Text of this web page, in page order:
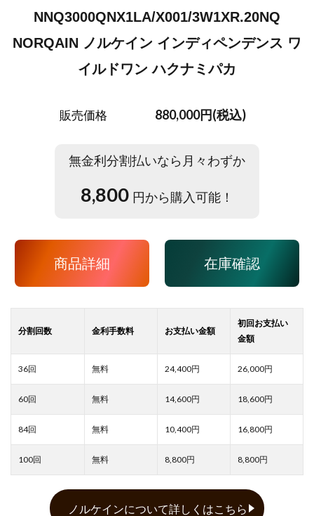
NNQ3000QNX1LA/X001/3W1XR.20NQ
NORQAIN ノルケイン インディペンデンス ワ
イルドワン ハクナミパカ
販売価格 880,000円(税込)
無金利分割払いなら月々わずか
8,800 円から購入可能！
商品詳細 在庫確認
24,400 26,000
14,600 18,600
10,400 16,800
8,800 8,800
ノルケインについて詳しくはこちら